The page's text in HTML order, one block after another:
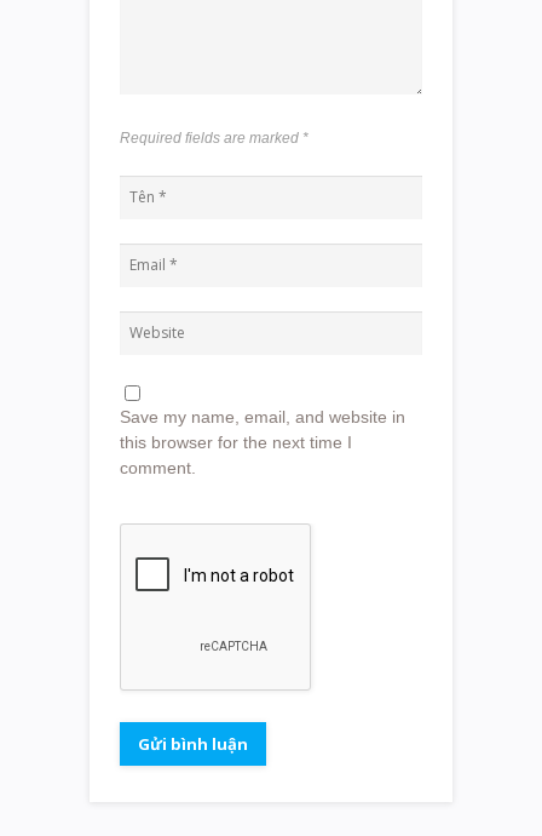
Required fields are marked *
Save my name, email, and website in
this browser for the next time I
comment.